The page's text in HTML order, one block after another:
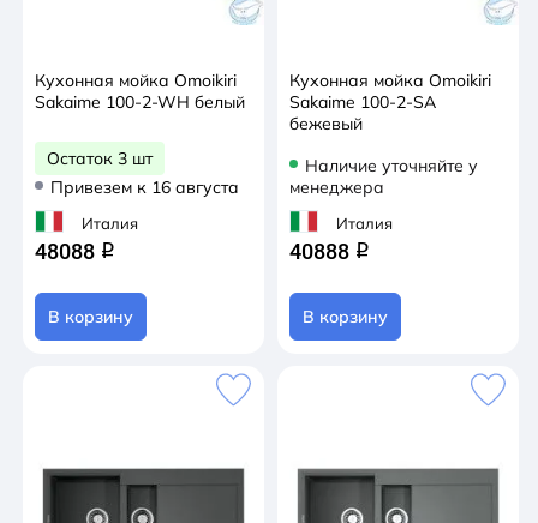
Кухонная мойка Omoikiri
Sakaime 100-2-WH белый
Остаток 3 шт
Привезем к 16 августа
Италия
48088 q
В корзину
Кухонная мойка Omoikiri
Sakaime 100-2-SA
бежевый
Наличие уточняйте у
менеджера
Италия
40888 q
В корзину